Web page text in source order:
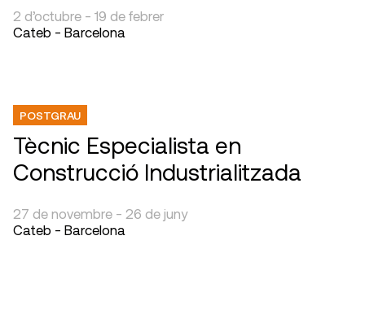
2 d’octubre - 19 de febrer
Cateb - Barcelona
POSTGRAU
Tècnic Especialista en
Construcció Industrialitzada
27 de novembre - 26 de juny
Cateb - Barcelona